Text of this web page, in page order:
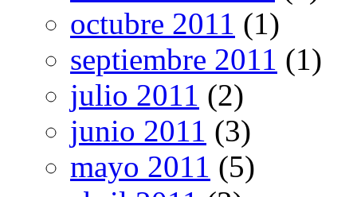
octubre 2011 (1)
septiembre 2011 (1)
julio 2011 (2)
junio 2011 (3)
mayo 2011 (5)